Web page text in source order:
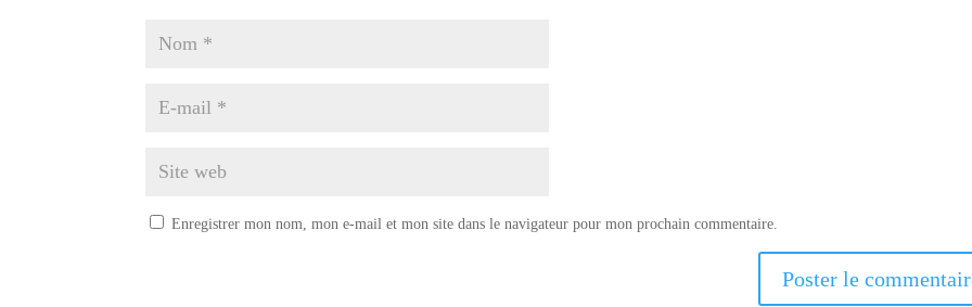
Enregistrer mon nom, mon e-mail et mon site dans le navigateur pour mon prochain commentaire.